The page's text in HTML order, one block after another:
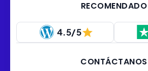
RECOMENDADO
4.5/5
CONTÁCTANOS